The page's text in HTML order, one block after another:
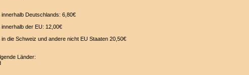
Deutschlands: 6,80€
der EU: 12,00€
die Schweiz und andere nicht EU Staaten 20,50€
Länder: